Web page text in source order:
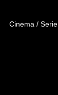
Cinema / Serie